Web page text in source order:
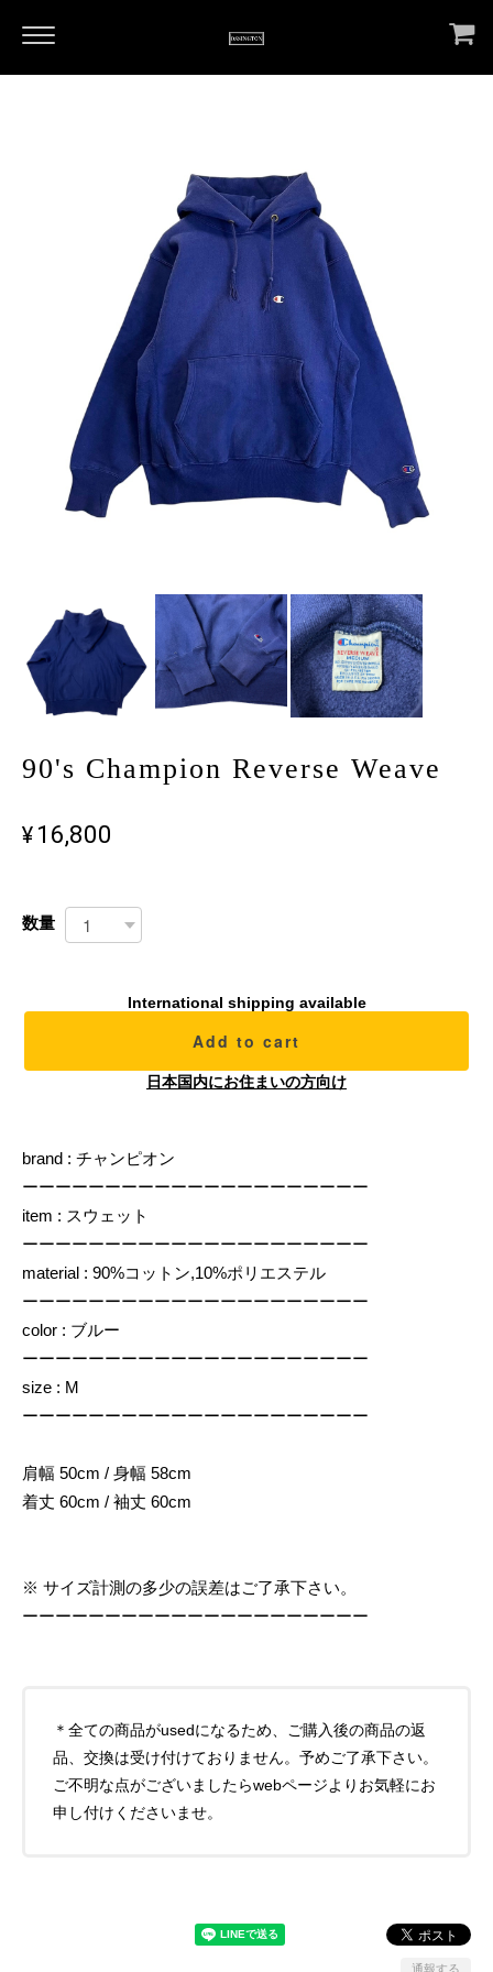
90's Champion Reverse Weave
¥16,800
数量
International shipping available
Add to cart
日本国内にお住まいの方向け
brand : チャンピオン
ーーーーーーーーーーーーーーーーーーーーー
item : スウェット
ーーーーーーーーーーーーーーーーーーーーー
material : 90%コットン,10%ポリエステル
ーーーーーーーーーーーーーーーーーーーーー
color : ブルー
ーーーーーーーーーーーーーーーーーーーーー
size : M
ーーーーーーーーーーーーーーーーーーーーー
肩幅 50cm / 身幅 58cm
着丈 60cm / 袖丈 60cm
※ サイズ計測の多少の誤差はご了承下さい。
ーーーーーーーーーーーーーーーーーーーーー
＊全ての商品がusedになるため、ご購入後の商品の返
品、交換は受け付けておりません。予めご了承下さい。
ご不明な点がございましたらwebページよりお気軽にお
申し付けくださいませ。
通報する